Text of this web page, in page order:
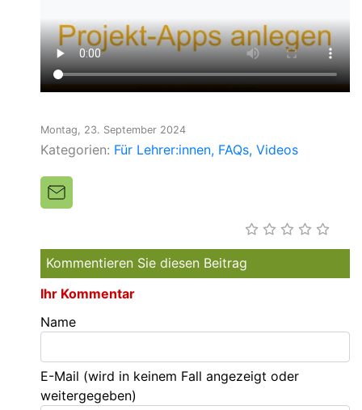
Montag, 23. September 2024
Kategorien: Für Lehrer:innen FAQs Videos
Kommentieren Sie diesen Beitrag
Ihr Kommentar
Name
E-Mail (wird in keinem Fall angezeigt oder
weitergegeben)